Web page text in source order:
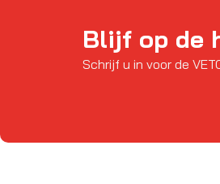
Blijf op de
Schrijf u in voor de